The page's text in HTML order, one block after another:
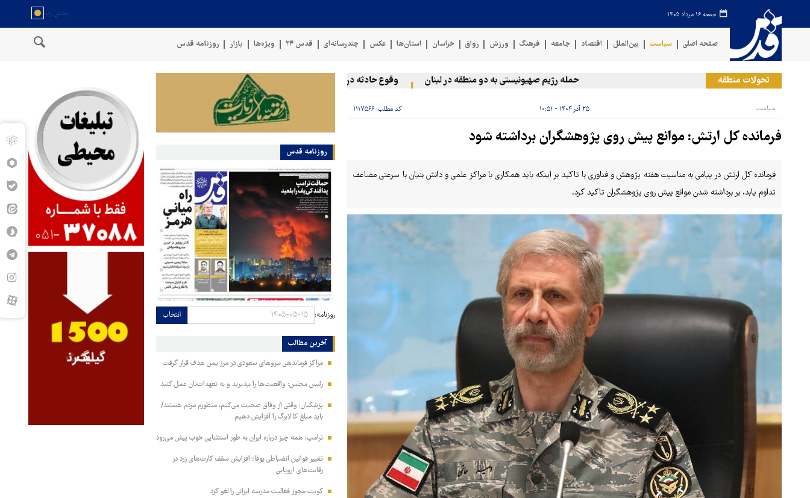
جمعه ۱۶ مرداد ۱۴۰۵
صفحه اصلی سیاست بین‌الملل اقتصاد جامعه فرهنگ ورزش رواق خراسان استان‌ها عکس چندرسانه‌ای قدس ۲۴ ویژه‌ها بازار روزنامه قدس
تحولات منطقه حمله رژیم صهیونیستی به دو منطقه در لبنان وقوع حادثه دریایی در سواحل عمان سخنگوی نیروهای مسلح یمن: کشتی نفتی عربستان را با موشک بالستیک
سیاست ۲۵ آذر ۱۴۰۴ - ۱۰:۵۱ کد مطلب: ۱۱۱۷۵۶۶
فرمانده کل ارتش: موانع پیش روی پژوهشگران برداشته شود
فرمانده کل ارتش در پیامی به مناسبت هفته پژوهش و فناوری با تاکید بر اینکه باید همکاری با مراکز علمی و دانش بنیان با سرعتی مضاعف
تداوم یابد، بر برداشته شدن موانع پیش روی پژوهشگران تاکید کرد.
روزنامه قدس
روزنامه: انتخاب
آخرین مطالب
مراکز فرماندهی نیروهای سعودی در مرز یمن هدف قرار گرفت
رئیس مجلس: واقعیت‌ها را بپذیرید و به تعهدات‌تان عمل کنید
پزشکیان: وقتی از وفاق صحبت می‌کنم، منظورم مردم هستند/
باید مبلغ کالابرگ را افزایش دهیم
ترامپ: همه چیز درباره ایران به طور استثنایی خوب پیش می‌رود
تغییر قوانین انضباطی یوفا؛ افزایش سقف کارت‌های زرد در
رقابت‌های اروپایی
کویت مجوز فعالیت مدرسه ایرانی را لغو کرد